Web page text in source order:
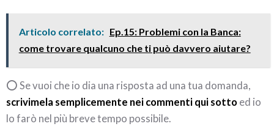
Articolo correlato: Ep.15: Problemi con la Banca:
come trovare qualcuno che ti può davvero aiutare?
⭕ Se vuoi che io dia una risposta ad una tua domanda,
scrivimela semplicemente nei commenti qui sotto ed io
lo farò nel più breve tempo possibile.